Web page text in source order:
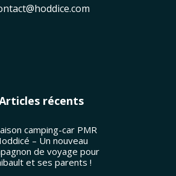
récents
camping-car PMR
– Un nouveau
de voyage pour
et ses parents !